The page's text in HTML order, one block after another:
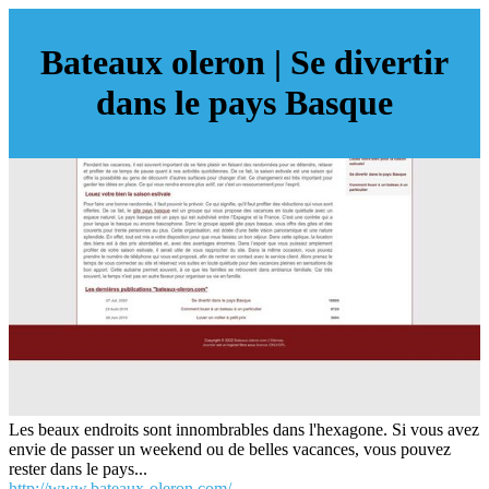
Bateaux oleron | Se divertir
dans le pays Basque
Les beaux endroits sont innombrables dans l'hexagone. Si vous avez
envie de passer un weekend ou de belles vacances, vous pouvez
rester dans le pays...